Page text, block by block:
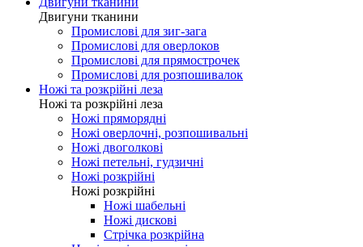
Двигуни тканини
Промислові для зиг-зага
Промислові для оверлоков
Промислові для прямострочек
Промислові для розпошивалок
Ножі та розкрійні леза
Ножі та розкрійні леза
Ножі пряморядні
Ножі оверлочні, розпошивальні
Ножі двоголкові
Ножі петельні, гудзичні
Ножі розкрійні
Ножі розкрійні
Ножі шабельні
Ножі дискові
Стрічка розкрійна